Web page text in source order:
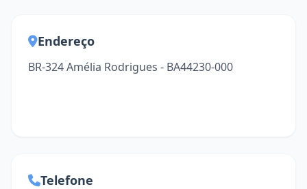
Endereço
BR-324 Amélia Rodrigues - BA44230-000
Telefone